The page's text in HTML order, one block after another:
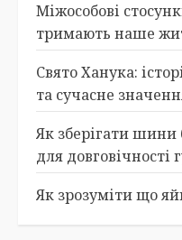
Міжособові
тримають наше
Свято Ханука:
та сучасне
Як зберігати шини
для довговічності
Як зрозуміти що